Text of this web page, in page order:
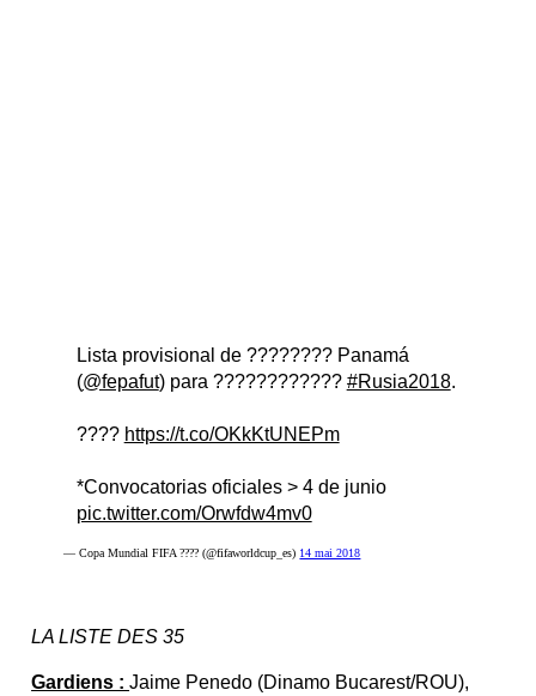
Lista provisional de ???????? Panamá
(@fepafut) para ???????????? #Rusia2018.
???? https://t.co/OKkKtUNEPm
*Convocatorias oficiales > 4 de junio
pic.twitter.com/Orwfdw4mv0
— Copa Mundial FIFA ???? (@fifaworldcup_es) 14 mai 2018
LA LISTE DES 35
Gardiens :Jaime Penedo (Dinamo Bucarest/ROU),